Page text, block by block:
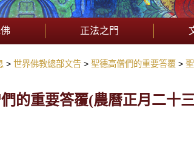
正法之門
世界佛教總部文告 聖德高僧們的重要答覆
的重要答覆(農曆正月二十